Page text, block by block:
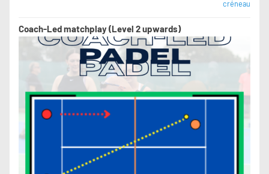
créneau
Coach-Led matchplay (Level 2 upwards)